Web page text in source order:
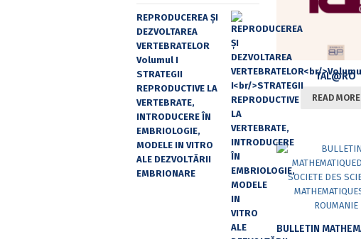
TAL@RO
READ MORE
REPRODUCEREA ȘI
DEZVOLTAREA
VERTEBRATELOR
Volumul I
STRATEGII
REPRODUCTIVE LA
VERTEBRATE,
INTRODUCERE ÎN
EMBRIOLOGIE,
MODELE IN VITRO
ALE DEZVOLTĂRII
EMBRIONARE